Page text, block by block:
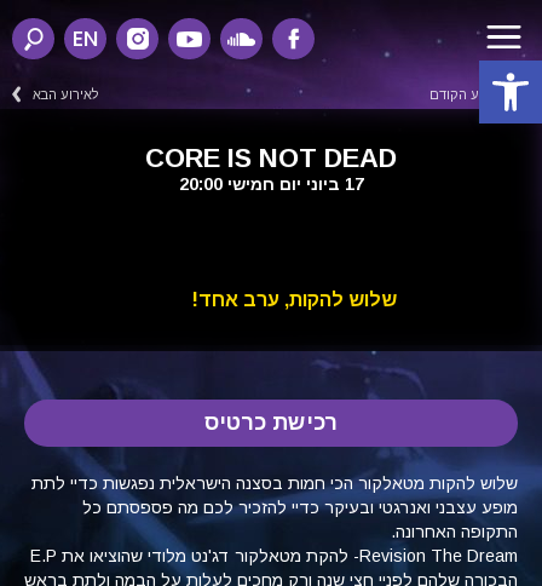
פתח סרגל נגישות
EN
לאירוע הקודם לאירוע הבא
CORE IS NOT DEAD
17 ביוני יום חמישי 20:00
שלוש להקות, ערב אחד!
רכישת כרטיס
שלוש להקות מטאלקור הכי חמות בסצנה הישראלית נפגשות כדיי לתת
מופע עצבני ואנרגטי ובעיקר כדיי להזכיר לכם מה פספסתם כל
התקופה האחרונה.
Revision The Dream- להקת מטאלקור דג'נט מלודי שהוציאו את E.P
הבכורה שלהם לפניי חצי שנה ורק מחכים לעלות על הבמה ולתת בראש